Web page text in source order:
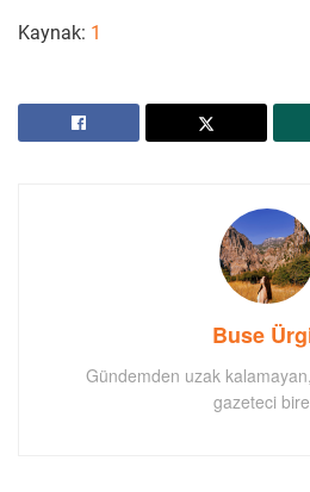
Kaynak: 1
Buse
Gündemden uzak
gazeteci